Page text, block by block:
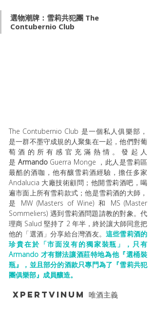
選物潮牌：雪莉共犯團 The
Contubernio Club
The Contubernio Club 是一個私人俱樂部，
是一群不墨守成規的人聚集在一起，他們對葡
萄酒的所有感官充滿熱情。發起人
是 Armando Guerra Monge ，此人是雪莉區
最酷的酒咖，他有釀雪莉酒經驗，擔任多家
Andalucia 大廠技術顧問；他開雪莉酒吧，喝
遍市面上所有雪莉款式；他是雪莉酒的大師，
是 MW (Masters of Wine) 和 MS (Master
Sommeliers) 遇到雪莉酒問題請教的對象。代
理商 Salud 堅持了 2 年半，終於讓大師同意把
他的「選酒」分享給台灣酒友。 這些雪莉酒的
珍貴在於「市面沒有的獨家裝瓶」，只有
Armando 才有辦法讓酒莊特地為他『選桶裝
瓶』，並且部分的酒款只專門為了『雪莉共犯
團俱樂部』成員釀造。
Xpertvinum 唯酒主義